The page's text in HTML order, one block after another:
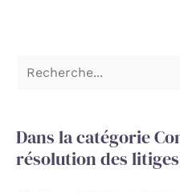
Dans la catégorie
résolution des litiges